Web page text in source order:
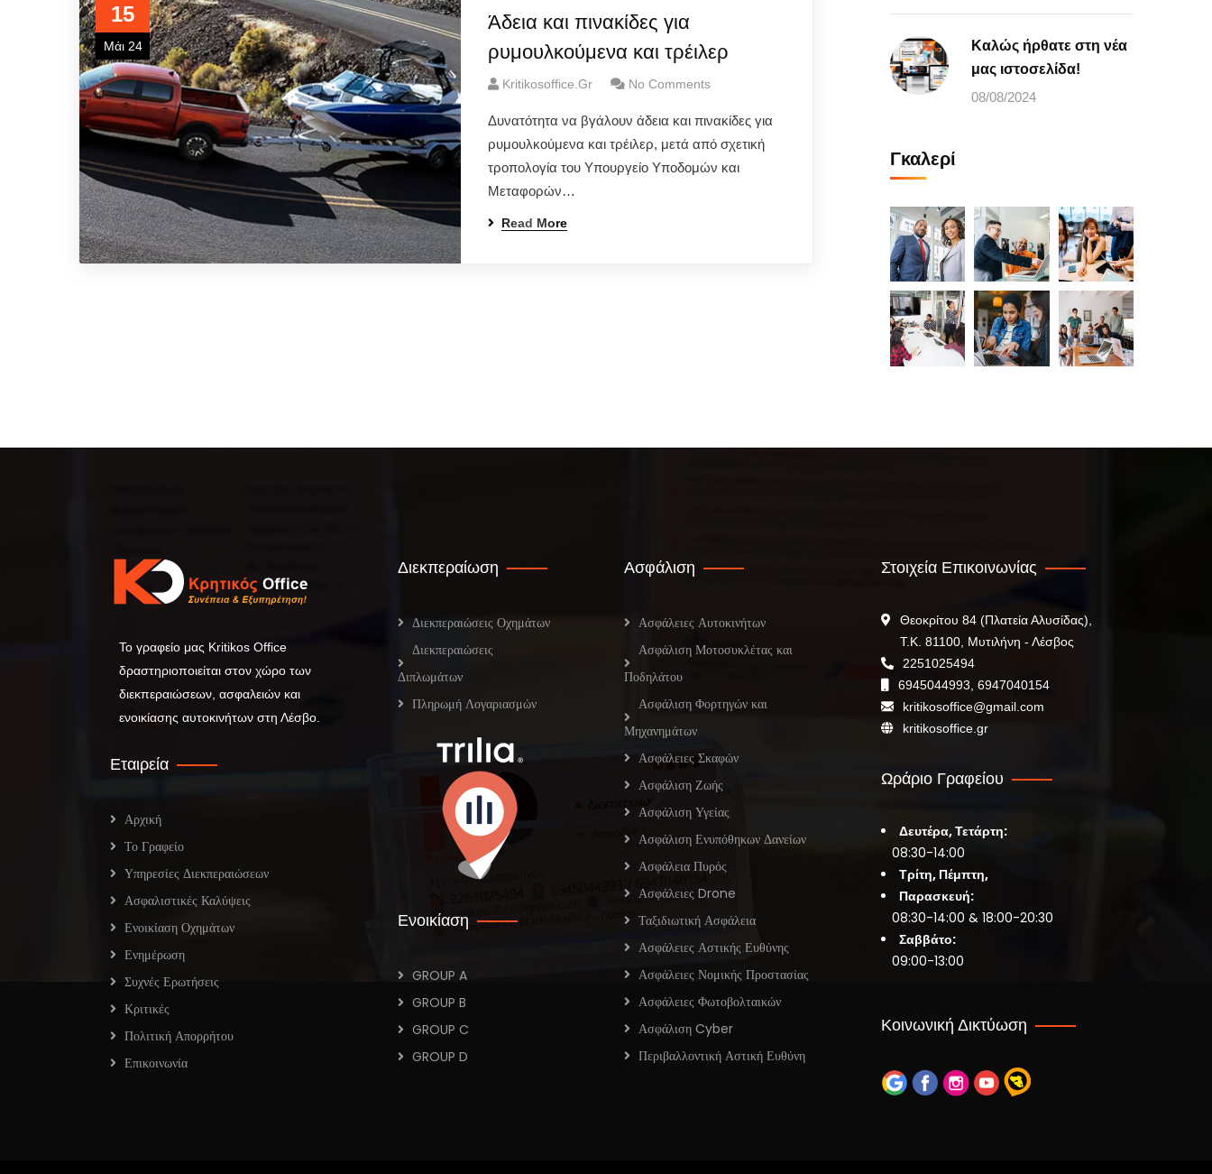
15
Μάι 24
Άδεια και πινακίδες για
ρυμουλκούμενα και τρέιλερ
Kritikosoffice.gr No Comments
Δυνατότητα να βγάλουν άδεια και πινακίδες για
ρυμουλκούμενα και τρέιλερ, μετά από σχετική
τροπολογία του Υπουργείο Υποδομών και
Μεταφορών…
Read More
Καλώς ήρθατε στη νέα
μας ιστοσελίδα!
08/08/2024
Γκαλερί
Το γραφείο μας Kritikos Office
δραστηριοποιείται στον χώρο των
διεκπεραιώσεων, ασφαλειών και
ενοικίασης αυτοκινήτων στη Λέσβο.
Εταιρεία
Αρχική
Το Γραφείο
Υπηρεσίες Διεκπεραιώσεων
Ασφαλιστικές Καλύψεις
Ενοικίαση Οχημάτων
Ενημέρωση
Συχνές Ερωτήσεις
Κριτικές
Πολιτική Απορρήτου
Επικοινωνία
Διεκπεραίωση
Διεκπεραιώσεις Οχημάτων
Διεκπεραιώσεις
Διπλωμάτων
Πληρωμή Λογαριασμών
Ενοικίαση
GROUP A
GROUP B
GROUP C
GROUP D
Ασφάλιση
Ασφάλειες Αυτοκινήτων
Ασφάλιση Μοτοσυκλέτας και
Ποδηλάτου
Ασφάλιση Φορτηγών και
Μηχανημάτων
Ασφάλειες Σκαφών
Ασφάλιση Ζωής
Ασφάλιση Υγείας
Ασφάλιση Ενυπόθηκων Δανείων
Ασφάλεια Πυρός
Ασφάλειες Drone
Ταξιδιωτική Ασφάλεια
Ασφάλειες Αστικής Ευθύνης
Ασφάλειες Νομικής Προστασίας
Ασφάλειες Φωτοβολταικών
Ασφάλιση Cyber
Περιβαλλοντική Αστική Ευθύνη
Στοιχεία Επικοινωνίας
Θεοκρίτου 84 (Πλατεία Αλυσίδας),
Τ.Κ. 81100, Μυτιλήνη - Λέσβος
2251025494
6945044993, 6947040154
kritikosoffice@gmail.com
kritikosoffice.gr
Ωράριο Γραφείου
Δευτέρα, Τετάρτη:
08:30-14:00
Τρίτη, Πέμπτη,
Παρασκευή:
08:30-14:00 & 18:00-20:30
Σαββάτο:
09:00-13:00
Κοινωνική Δικτύωση